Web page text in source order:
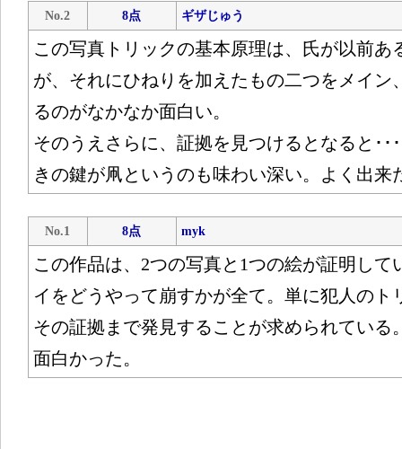
No.2 8点 ギザじゅう
この写真トリックの基本原理は、氏が以前あ
が、それにひねりを加えたもの二つをメイン
るのがなかなか面白い。
そのうえさらに、証拠を見つけるとなると･･
きの鍵が凧というのも味わい深い。よく出来
No.1 8点 myk
この作品は、2つの写真と1つの絵が証明して
イをどうやって崩すかが全て。単に犯人のト
その証拠まで発見することが求められている
面白かった。